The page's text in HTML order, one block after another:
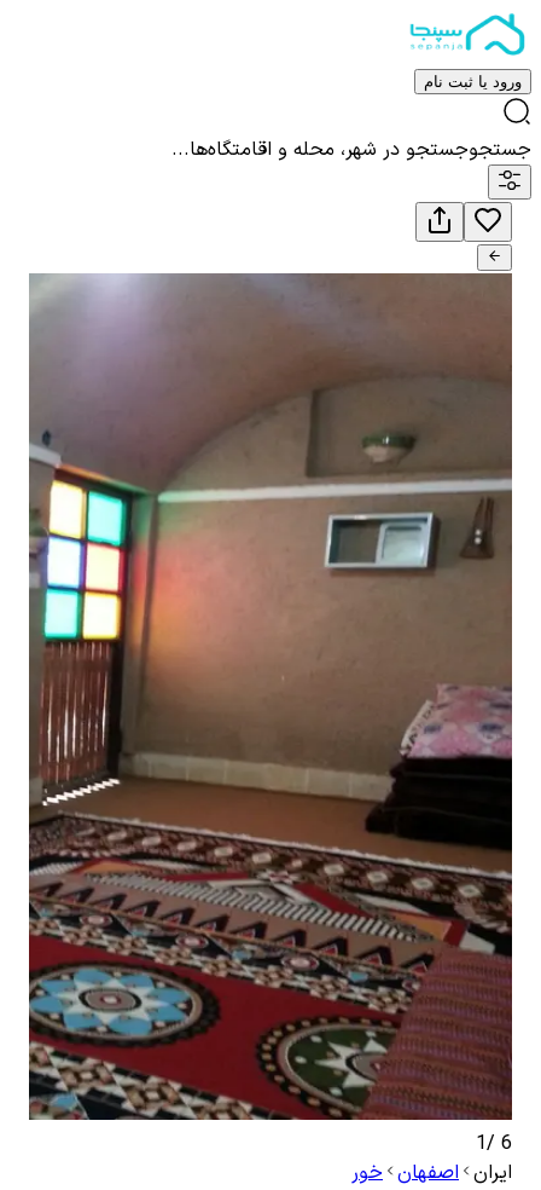
ورود یا ثبت نام
جستجوجستجو در شهر، محله و اقامتگاه‌ها...
6
/
1
ایران اصفهان خور